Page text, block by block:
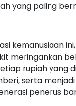
yang paling
kemanusiaan
meringankan
rupiah yang
serta
penerus